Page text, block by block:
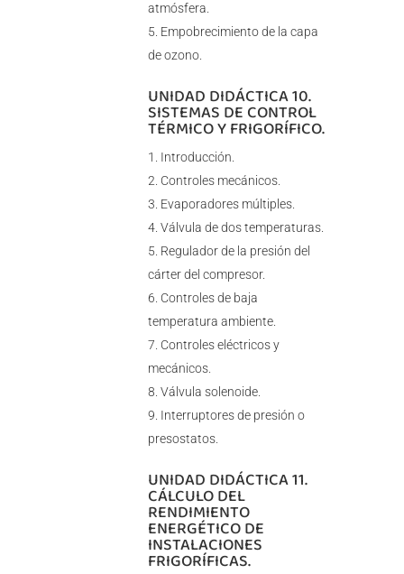
atmósfera.
Empobrecimiento de la capa
de ozono.
UNIDAD DIDÁCTICA 10.
SISTEMAS DE CONTROL
TÉRMICO Y FRIGORÍFICO.
Introducción.
Controles mecánicos.
Evaporadores múltiples.
Válvula de dos temperaturas.
Regulador de la presión del
cárter del compresor.
Controles de baja
temperatura ambiente.
Controles eléctricos y
mecánicos.
Válvula solenoide.
Interruptores de presión o
presostatos.
UNIDAD DIDÁCTICA 11.
CÁLCULO DEL
RENDIMIENTO
ENERGÉTICO DE
INSTALACIONES
FRIGORÍFICAS.